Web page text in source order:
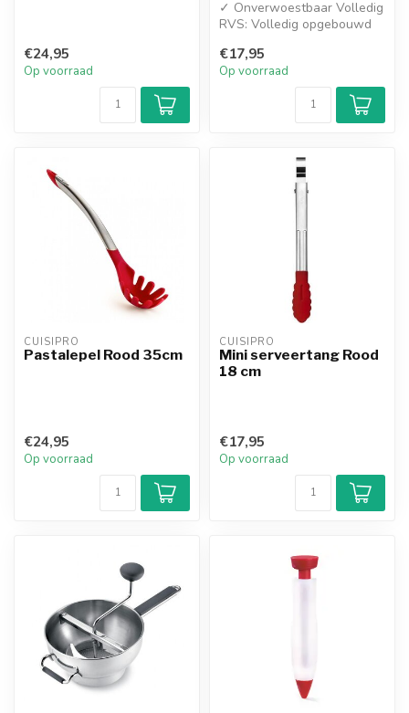
€24,95
Op voorraad
✓ Onverwoestbaar Volledig
RVS: Volledig opgebouwd
...
€17,95
Op voorraad
CUISIPRO
Pastalepel Rood 35cm
€24,95
Op voorraad
CUISIPRO
Mini serveertang Rood
18 cm
€17,95
Op voorraad